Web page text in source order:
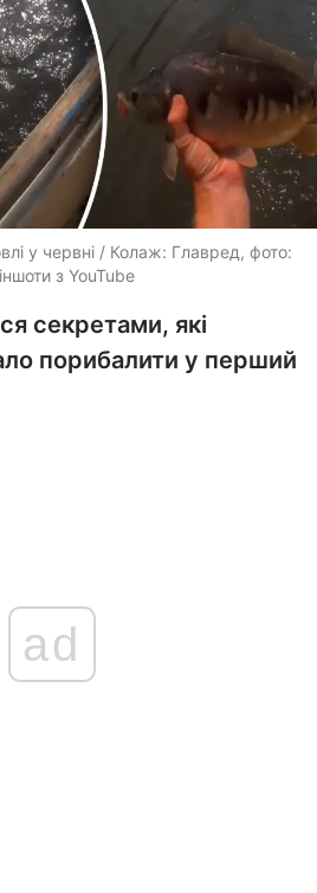
у червні / Колаж: Главред, фото:
з YouTube
секретами, які
порибалити у перший
ad